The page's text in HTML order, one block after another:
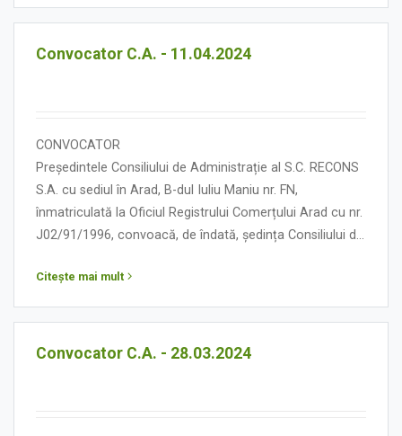
Convocator C.A. - 11.04.2024
CONVOCATOR
Președintele Consiliului de Administrație al S.C. RECONS
S.A. cu sediul în Arad, B-dul Iuliu Maniu nr. FN,
înmatriculată la Oficiul Registrului Comerțului Arad cu nr.
J02/91/1996, convoacă, de îndată, ședința Consiliului de
următoarea:
Citește mai mult
Convocator C.A. - 28.03.2024